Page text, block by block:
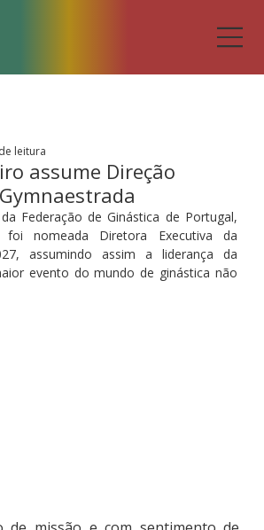
assume Direção
leitura
Federação de Ginástica de Portugal,
foi nomeada Diretora Executiva da
assumindo assim a liderança da
evento do mundo de ginástica não